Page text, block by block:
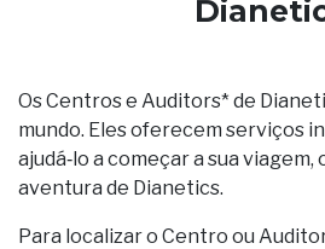
Os Centros e Auditors* de
mundo. Eles oferecem serviços
ajudá‑lo a começar a sua viagem,
aventura de Dianetics.
Para localizar o Centro ou